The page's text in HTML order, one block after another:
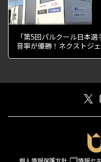
「第5回パルクール日本
音寧が優勝！ネクストジ
個人情報保護方針 情報セ